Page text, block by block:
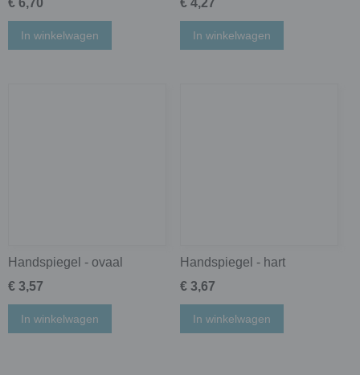
In winkelwagen In winkelwagen
Handspiegel - ovaal
€ 3,57
In winkelwagen
Handspiegel - hart
€ 3,67
In winkelwagen